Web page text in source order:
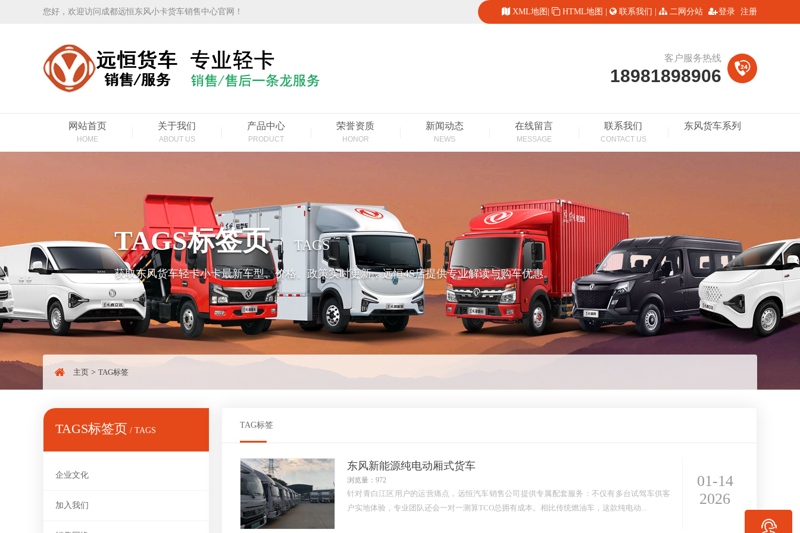
您好，欢迎访问成都远恒东风小卡货车销售中心官网！ XML地图 HTML地图 联系我们 二网分站 登录 注册
客户服务热线
18981898906
网站首页
HOME
关于我们
ABOUT US
产品中心
PRODUCT
荣誉资质
HONOR
新闻动态
NEWS
在线留言
MESSAGE
联系我们
CONTACT US
东风货车系列
TAGS标签页 TAGS
获取东风货车轻卡小卡最新车型、价格、政策实时更新，远恒4S店提供专业解读与购车优惠。
主页 > TAG标签
TAGS标签页 / TAGS
企业文化
加入我们
TAG标签
东风新能源纯电动厢式货车
浏览量：972
针对青白江区用户的运营痛点，远恒汽车销售公司提供专属配套服务：不仅有多台试驾车供客
户实地体验，专业团队还会一对一测算TCO总拥有成本。相比传统燃油车，这款纯电动...
01-14
2026